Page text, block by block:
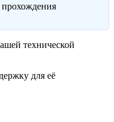
прохождения
технической
для её